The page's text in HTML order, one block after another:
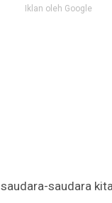
Iklan oleh Google
saudara-saudara